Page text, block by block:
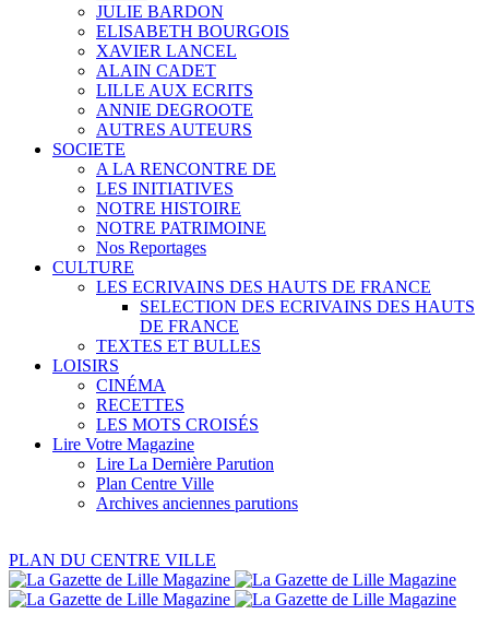
JULIE BARDON
ELISABETH BOURGOIS
XAVIER LANCEL
ALAIN CADET
LILLE AUX ECRITS
ANNIE DEGROOTE
AUTRES AUTEURS
SOCIETE
A LA RENCONTRE DE
LES INITIATIVES
NOTRE HISTOIRE
NOTRE PATRIMOINE
Nos Reportages
CULTURE
LES ECRIVAINS DES HAUTS DE FRANCE
SELECTION DES ECRIVAINS DES HAUTS
DE FRANCE
TEXTES ET BULLES
LOISIRS
CINÉMA
RECETTES
LES MOTS CROISÉS
Lire Votre Magazine
Lire La Dernière Parution
Plan Centre Ville
Archives anciennes parutions
PLAN DU CENTRE VILLE